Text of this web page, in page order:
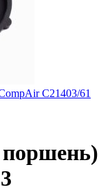
C21403/61